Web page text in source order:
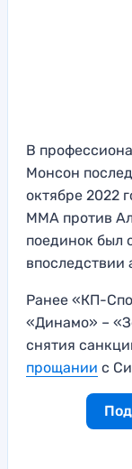
В
Монсон
октябре 2022
MMA против
поединок был
впоследствии
Ранее «КП-
«Динамо» –
снятия
прощании с